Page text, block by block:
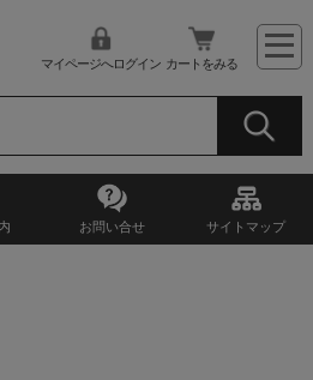
マイページへログイン カートをみる
お問い合せ サイトマップ